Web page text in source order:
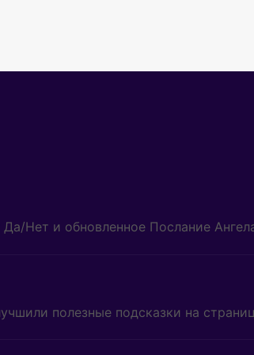
Нет и обновленное Послание
полезные подсказки на